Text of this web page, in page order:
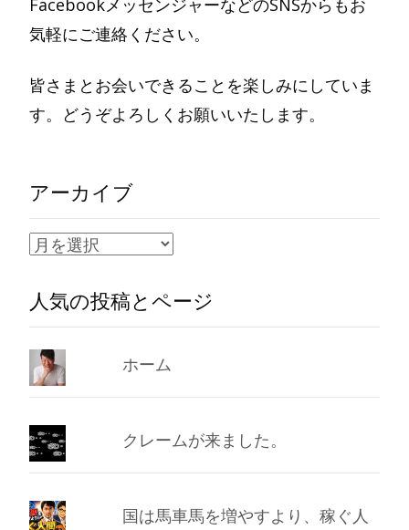
FacebookメッセンジャーなどのSNSからもお
気軽にご連絡ください。
皆さまとお会いできることを楽しみにしていま
す。どうぞよろしくお願いいたします。
アーカイブ
ア
カ
イ
ブ
人気の投稿とページ
ホーム
クレームが来ました。
国は馬車馬を増やすより、稼ぐ人